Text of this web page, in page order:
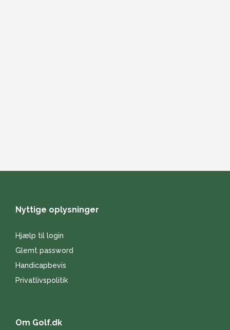
Nyttige oplysninger
Hjælp til login
Glemt password
Handicapbevis
Privatlivspolitik
Om Golf.dk